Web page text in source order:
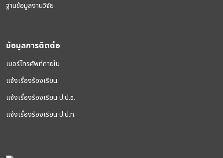
ฐานข้อมูลงานวิจัย
ข้อมูลการติดต่อ
เบอร์โทรศัพท์ภายใน
แจ้งเรื่องร้องเรียน
แจ้งเรื่องร้องเรียน ป.ป.ช.
แจ้งเรื่องร้องเรียน ป.ป.ท.